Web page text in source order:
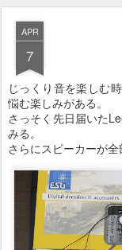
APR
7
じっくり音を楽しむ
悩む楽しみがある。
さっそく先日届いた
みる。
さらにスピーカーが全